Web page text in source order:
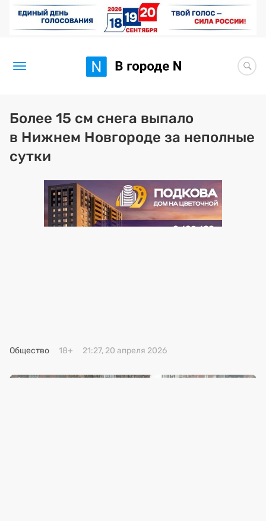
Новости
Статьи
BORЩ
Искусство исцелять
Более 15 см снега выпало
в Нижнем Новгороде за неполные
сутки
Общество 18+ 21:27, 20 апреля 2026